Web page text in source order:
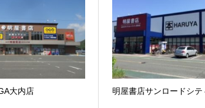
大内店 明屋書店サンロードシテ